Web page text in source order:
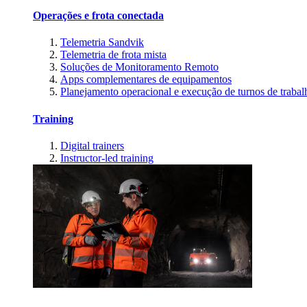
Operações e frota conectada
Telemetria Sandvik
Telemetria de frota mista
Soluções de Monitoramento Remoto
Apps complementares de equipamentos
Planejamento operacional e execução de turnos de
Training
Digital trainers
Instructor-led training